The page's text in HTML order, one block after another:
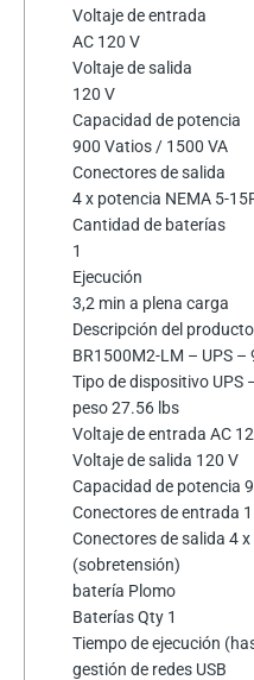
Voltaje de entrada
AC 120 V
Voltaje de salida
120 V
Capacidad de potencia
900 Vatios / 1500 VA
Conectores de salida
4 x potencia NEMA 5-
Cantidad de baterías
1
Ejecución
3,2 min a plena carga
Descripción del
BR1500M2-LM – UPS
Tipo de dispositivo UPS
peso 27.56 lbs
Voltaje de entrada AC
Voltaje de salida 120 V
Capacidad de potencia
Conectores de entrada
Conectores de salida 4
(sobretensión)
batería Plomo
Baterías Qty 1
Tiempo de ejecución
gestión de redes USB